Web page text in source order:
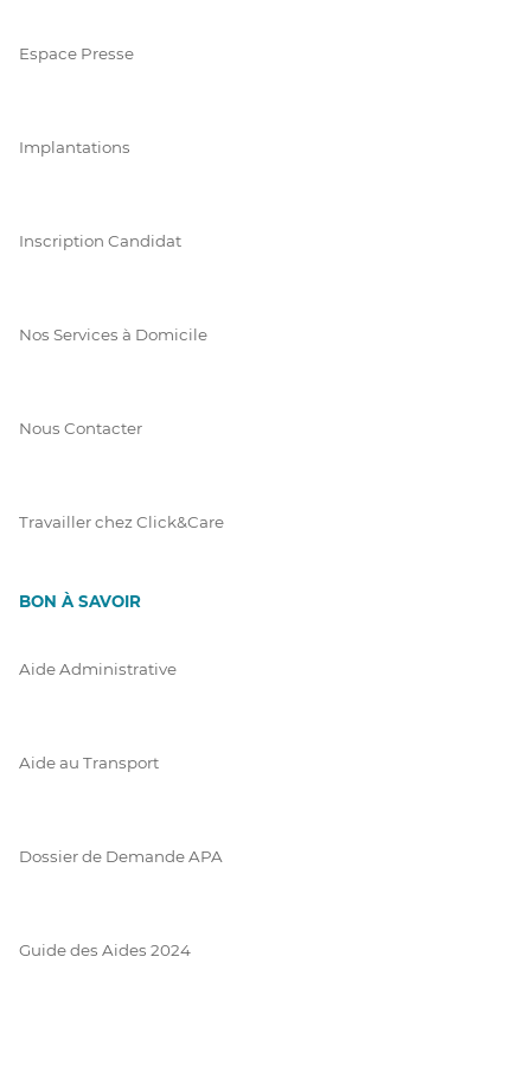
Espace Presse
Implantations
Inscription Candidat
Nos Services à Domicile
Nous Contacter
Travailler chez Click&Care
BON À SAVOIR
Aide Administrative
Aide au Transport
Dossier de Demande APA
Guide des Aides 2024